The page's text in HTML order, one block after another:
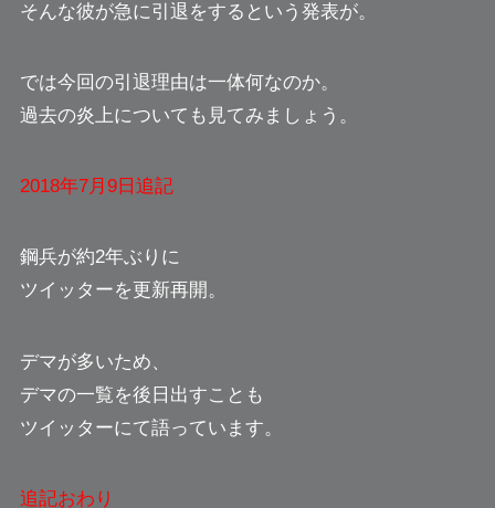
そんな彼が急に引退をするという発表が。
では今回の引退理由は一体何なのか。
過去の炎上についても見てみましょう。
2018年7月9日追記
鋼兵が約2年ぶりに
ツイッターを更新再開。
デマが多いため、
デマの一覧を後日出すことも
ツイッターにて語っています。
追記おわり